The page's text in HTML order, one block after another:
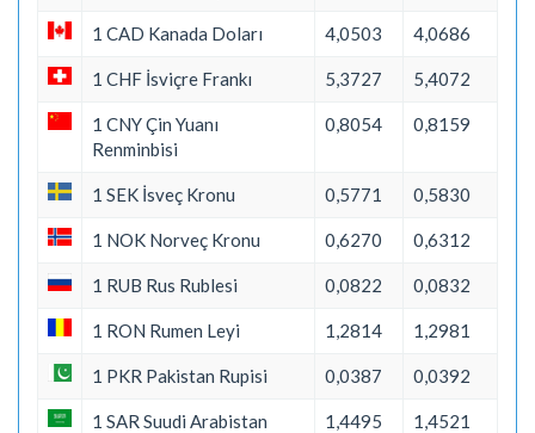
1 CAD Kanada Doları 4,0503 4,0686
1 CHF İsviçre Frankı 5,3727 5,4072
1 CNY Çin Yuanı
Renminbisi
0,8054 0,8159
1 SEK İsveç Kronu 0,5771 0,5830
1 NOK Norveç Kronu 0,6270 0,6312
1 RUB Rus Rublesi 0,0822 0,0832
1 RON Rumen Leyi 1,2814 1,2981
1 PKR Pakistan Rupisi 0,0387 0,0392
1 SAR Suudi Arabistan
1,4495 1,4521